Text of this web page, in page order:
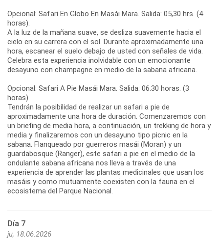
Opcional: Safari En Globo En Masái Mara. Salida: 05,30 hrs. (4
horas).
A la luz de la mañana suave, se desliza suavemente hacia el
cielo en su carrera con el sol. Durante aproximadamente una
hora, escanear el suelo debajo de usted con señales de vida.
Celebra esta experiencia inolvidable con un emocionante
desayuno con champagne en medio de la sabana africana.
Opcional: Safari A Pie Masái Mara. Salida: 06.30 horas. (3
horas)
Tendrán la posibilidad de realizar un safari a pie de
aproximadamente una hora de duración. Comenzaremos con
un briefing de media hora, a continuación, un trekking de hora y
media y finalizaremos con un desayuno tipo picnic en la
sabana. Flanqueado por guerreros masái (Moran) y un
guardabosque (Ranger), este safari a pie en el medio de la
ondulante sabana africana nos lleva a través de una
experiencia de aprender las plantas medicinales que usan los
masáis y como mutuamente coexisten con la fauna en el
ecosistema del Parque Nacional.
Día 7
ju, 18.06.2026